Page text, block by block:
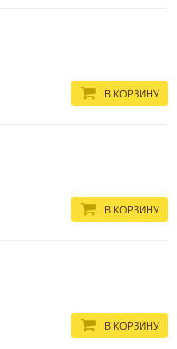
В КОРЗИНУ
В КОРЗИНУ
В КОРЗИНУ